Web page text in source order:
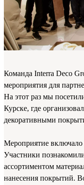
Команда Interra Deco
мероприятия для
На этот раз мы
Курске, где
декоративными
Мероприятие включало
Участники
ассортиментом
нанесения покрытий.